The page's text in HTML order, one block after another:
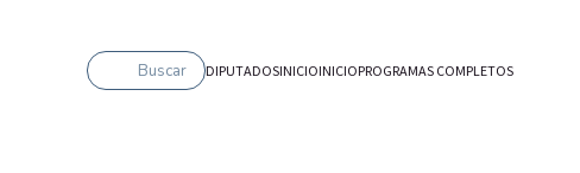
Buscar DIPUTADOSINICIOINICIOPROGRAMAS COMPLETOS